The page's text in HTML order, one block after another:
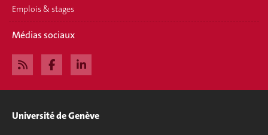
Emplois & stages
Médias sociaux
Université de Genève